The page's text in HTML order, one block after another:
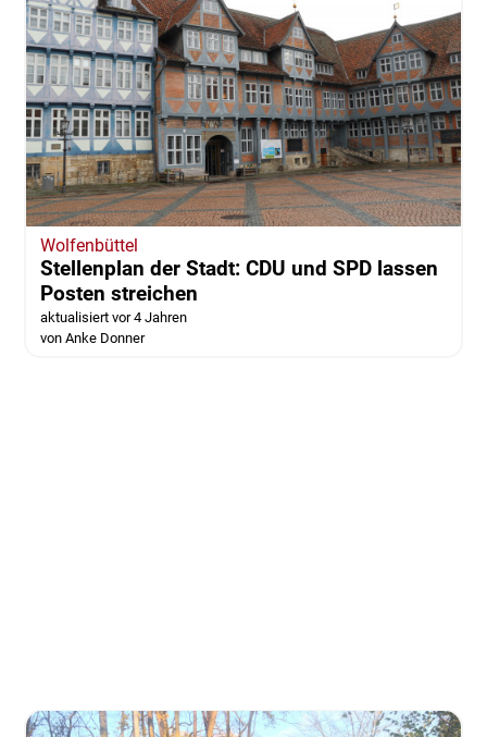
Wolfenbüttel
Stellenplan der Stadt: CDU und SPD lassen
Posten streichen
aktualisiert vor 4 Jahren
von Anke Donner